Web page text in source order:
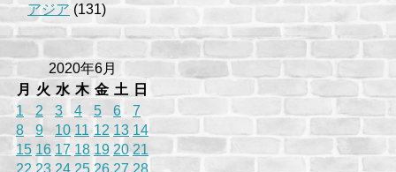
アジア (131)
2020年6月
月
火 水 木 金 土
日
1
2 3 4 5 6
7
8
9 10 11 12 13 14
15 16 17 18 19 20 21
22 23 24 25 26 27 28